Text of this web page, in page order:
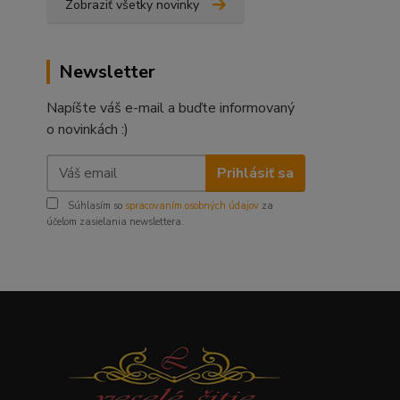
Zobraziť všetky novinky
Newsletter
Napíšte váš e-mail a buďte informovaný
o novinkách :)
Prihlásiť sa
Súhlasím so spracovaním osobných údajov za
účelom zasielania newslettera.